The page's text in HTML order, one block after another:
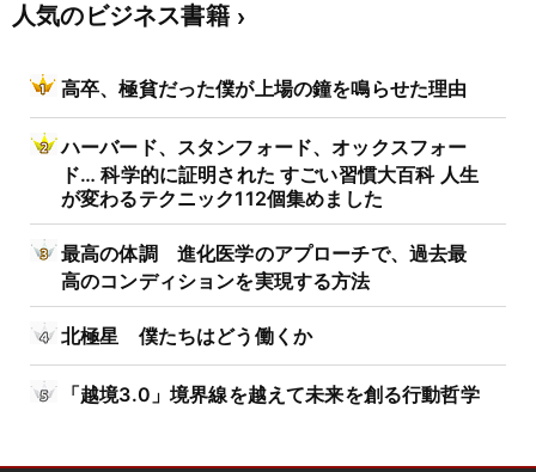
人気のビジネス書籍
高卒、極貧だった僕が上場の鐘を鳴らせた理由
ハーバード、スタンフォード、オックスフォー
ド… 科学的に証明された すごい習慣大百科 人生
が変わるテクニック112個集めました
最高の体調 進化医学のアプローチで、過去最
高のコンディションを実現する方法
北極星 僕たちはどう働くか
「越境3.0」境界線を越えて未来を創る行動哲学